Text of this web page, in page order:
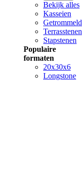
Bekijk alles
Kasseien
Terrasstenen
Stapstenen
Populaire
formaten
20x30x6
Longstone